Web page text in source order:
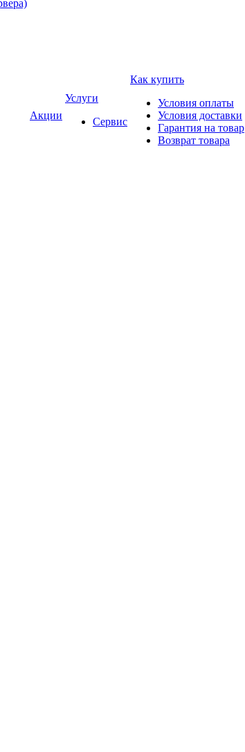
Акции
Услуги
Сервис
Как купить
Условия оплаты
Условия доставки
Гарантия на товар
Возврат товара